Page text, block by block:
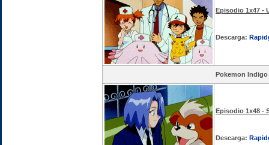
Episodio 1x47 -
Descarga:
Pokemon Indigo
Episodio 1x48 -
Descarga: